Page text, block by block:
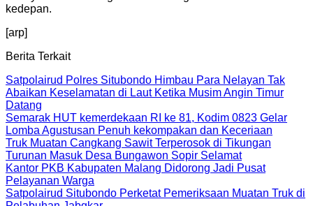
kedepan.
[arp]
Berita Terkait
Satpolairud Polres Situbondo Himbau Para Nelayan Tak
Abaikan Keselamatan di Laut Ketika Musim Angin Timur
Datang
Semarak HUT kemerdekaan RI ke 81, Kodim 0823 Gelar
Lomba Agustusan Penuh kekompakan dan Keceriaan
Truk Muatan Cangkang Sawit Terperosok di Tikungan
Turunan Masuk Desa Bungawon Sopir Selamat
Kantor PKB Kabupaten Malang Didorong Jadi Pusat
Pelayanan Warga
Satpolairud Situbondo Perketat Pemeriksaan Muatan Truk di